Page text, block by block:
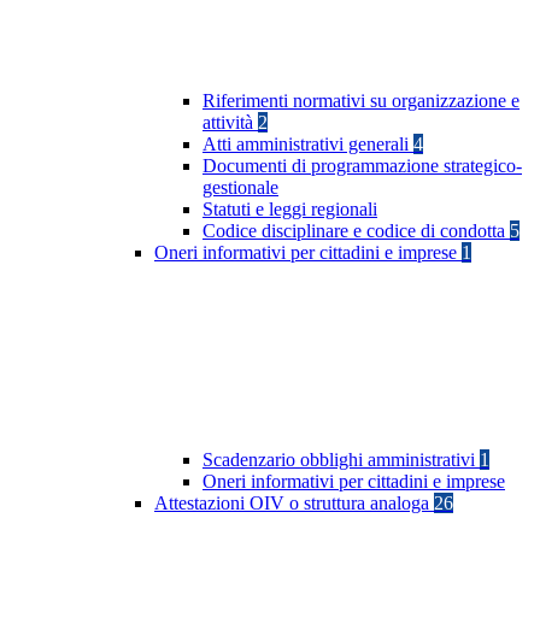
Riferimenti normativi su organizzazione e
attività 2
Atti amministrativi generali 4
Documenti di programmazione strategico-
gestionale
Statuti e leggi regionali
Codice disciplinare e codice di condotta 5
Oneri informativi per cittadini e imprese 1
Scadenzario obblighi amministrativi 1
Oneri informativi per cittadini e imprese
Attestazioni OIV o struttura analoga 26